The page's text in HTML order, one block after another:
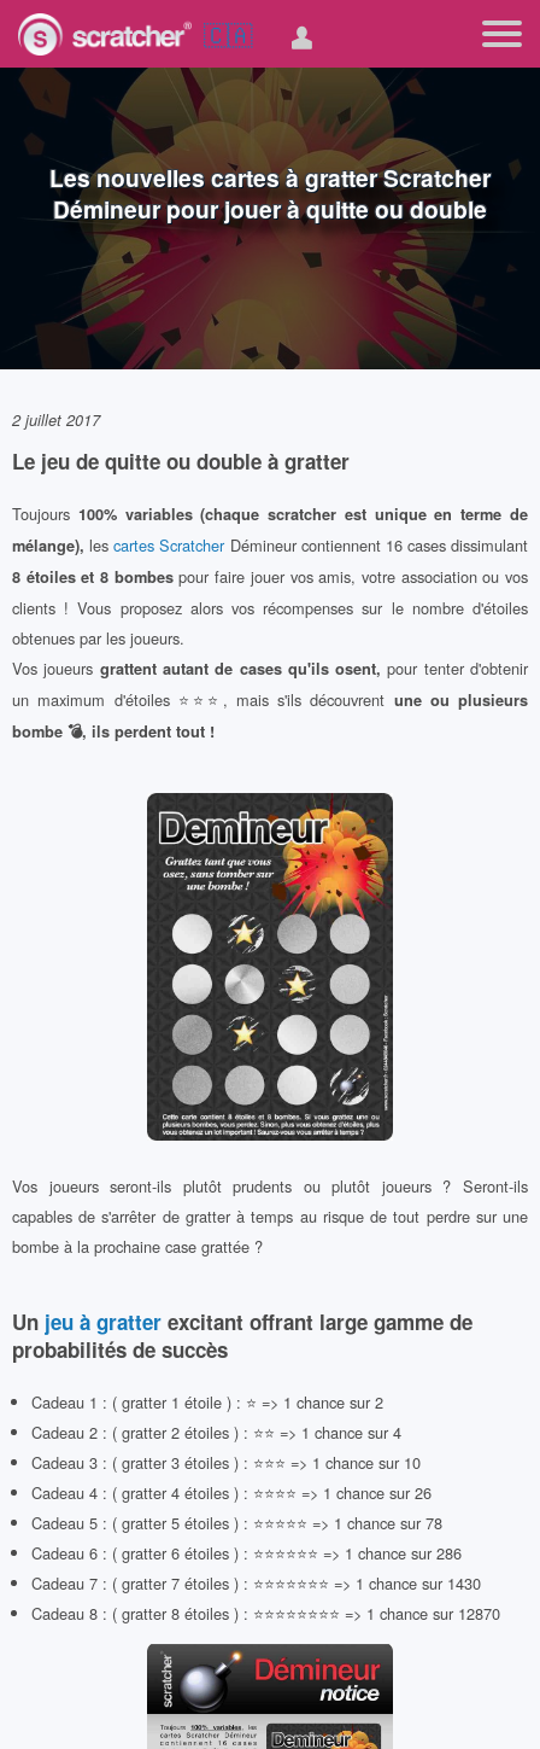
🇨🇦
Les nouvelles cartes à gratter Scratcher
Démineur pour jouer à quitte ou double
2 juillet 2017
Le jeu de quitte ou double à gratter
Toujours 100% variables (chaque scratcher est unique en terme de
mélange),lescartes ScratcherDémineur contiennent 16 cases dissimulant
8 étoiles et 8 bombespour faire jouer vos amis, votre association ou vos
clients ! Vous proposez alors vos récompenses sur le nombre d'étoiles
obtenues par les joueurs.
Vos joueurs grattent autant de cases qu'ils osent,pour tenter d'obtenir
un maximum d'étoiles ⭐⭐⭐, mais s'ils découvrent une ou plusieurs
bombe 💣, ils perdent tout !
Vos joueurs seront-ils plutôt prudents ou plutôt joueurs ? Seront-ils
capables de s'arrêter de gratter à temps au risque de tout perdre sur une
bombe à la prochaine case grattée ?
Un jeu à gratter excitant offrant large gamme de
probabilités de succès
Cadeau 1 : ( gratter 1 étoile ) : ⭐ => 1 chance sur 2
Cadeau 2 : ( gratter 2 étoiles ) : ⭐⭐ => 1 chance sur 4
Cadeau 3 : ( gratter 3 étoiles ) : ⭐⭐⭐ => 1 chance sur 10
Cadeau 4 : ( gratter 4 étoiles ) : ⭐⭐⭐⭐ => 1 chance sur 26
Cadeau 5 : ( gratter 5 étoiles ) : ⭐⭐⭐⭐⭐ => 1 chance sur 78
Cadeau 6 : ( gratter 6 étoiles ) : ⭐⭐⭐⭐⭐⭐ => 1 chance sur 286
Cadeau 7 : ( gratter 7 étoiles ) : ⭐⭐⭐⭐⭐⭐⭐ => 1 chance sur 1430
Cadeau 8 : ( gratter 8 étoiles ) : ⭐⭐⭐⭐⭐⭐⭐⭐ => 1 chance sur 12870